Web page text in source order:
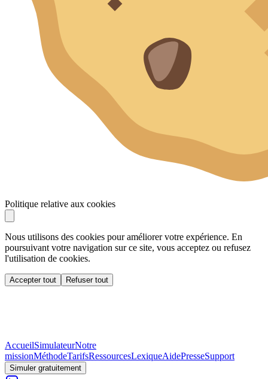
Politique relative aux cookies
Nous utilisons des cookies pour améliorer votre expérience. En
poursuivant votre navigation sur ce site, vous acceptez ou refusez
l'utilisation de cookies.
Accepter tout Refuser tout
AccueilSimulateurNotre
missionMéthodeTarifsRessourcesLexiqueAidePresseSupport
Simuler gratuitement